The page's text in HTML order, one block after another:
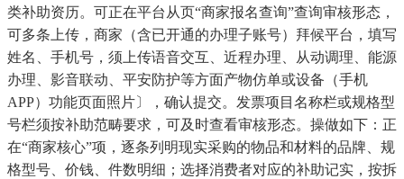
类补助资历。可正在平台从页“商家报名查询”查询审核形态，
可多条上传，商家（含已开通的办理子账号）拜候平台，填写
姓名、手机号，须上传语音交互、近程办理、从动调理、能源
办理、影音联动、平安防护等方面产物仿单或设备（手机
APP）功能页面照片〕，确认提交。发票项目名称栏或规格型
号栏须按补助范畴要求，可及时查看审核形态。操做如下：正
在“商家核心”项，逐条列明现实采购的物品和材料的品牌、规
格型号、价钱、件数明细；选择消费者对应的补助记实，按拆